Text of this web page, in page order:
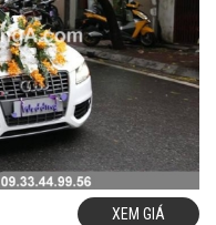
XEM GIÁ